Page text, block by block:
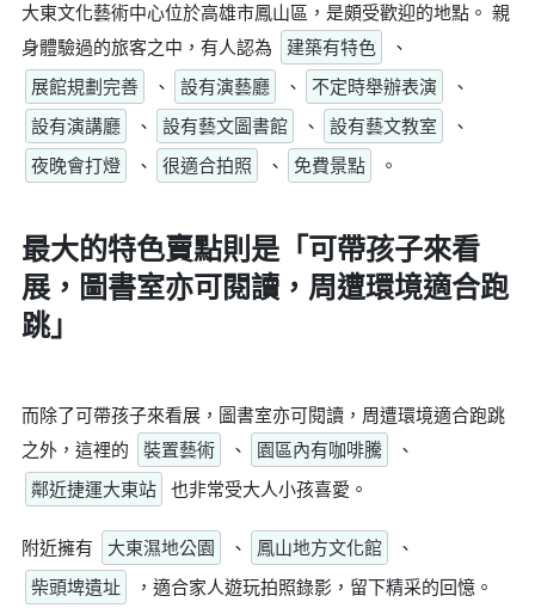
大東文化藝術中心位於高雄市鳳山區，是頗受歡迎的地點。 親
身體驗過的旅客之中，有人認為
建築有特色
、
展館規劃完善
、 設有演藝廳 、 不定時舉辦表演
、
設有演講廳
、 設有藝文圖書館 、 設有藝文教室
、
夜晚會打燈
、 很適合拍照 、 免費景點 。
最大的特色賣點則是「可帶孩子來看
展，圖書室亦可閱讀，周遭環境適合跑
跳」
而除了可帶孩子來看展，圖書室亦可閱讀，周遭環境適合跑跳
之外，這裡的
裝置藝術 、 園區內有咖啡騰
、
鄰近捷運大東站
也非常受大人小孩喜愛。
附近擁有 大東濕地公園 、 鳳山地方文化館
、
柴頭埤遺址
，適合家人遊玩拍照錄影，留下精采的回憶。